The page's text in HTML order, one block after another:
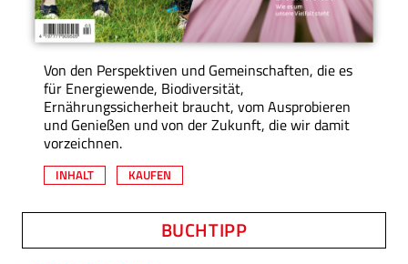
Von den Perspektiven und Gemeinschaften, die es
für Energiewende, Biodiversität,
Ernährungssicherheit braucht, vom Ausprobieren
und Genießen und von der Zukunft, die wir damit
vorzeichnen.
INHALT KAUFEN
BUCHTIPP